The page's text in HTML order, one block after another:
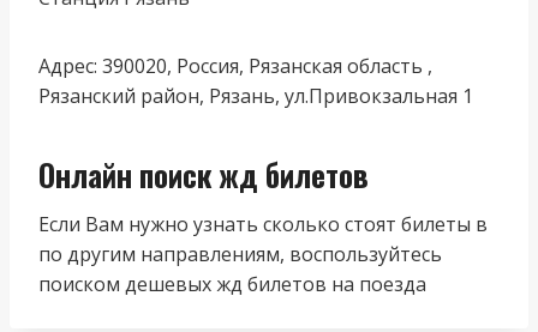
Адрес: 390020, Россия, Рязанская область ,
Рязанский район, Рязань, ул.Привокзальная 1
Онлайн поиск жд билетов
Если Вам нужно узнать сколько стоят билеты в
по другим направлениям, воспользуйтесь
поиском дешевых жд билетов на поезда